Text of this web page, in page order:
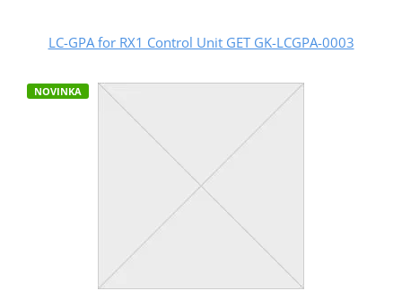
LC-GPA for RX1 Control Unit GET GK-LCGPA-0003
NOVINKA